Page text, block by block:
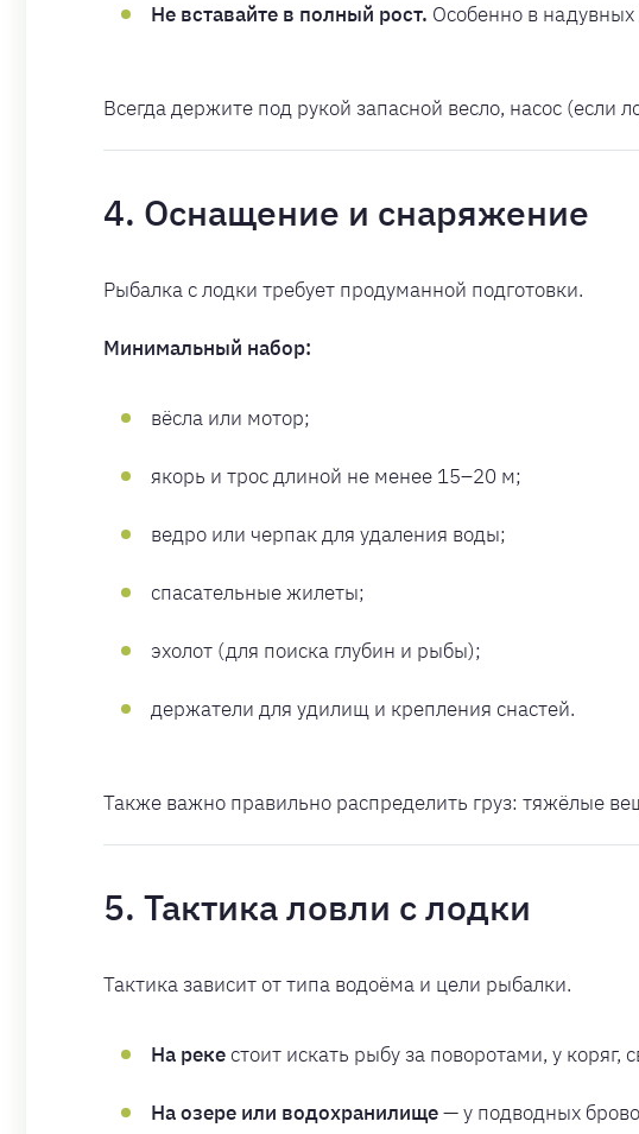
Не вставайте в полный рост. Особенно в
Всегда держите под рукой запасной весло, насос (если
4. Оснащение и снаряжение
Рыбалка с лодки требует продуманной подготовки.
Минимальный набор:
вёсла или мотор;
якорь и трос длиной не менее 15–20 м;
ведро или черпак для удаления воды;
спасательные жилеты;
эхолот (для поиска глубин и рыбы);
держатели для удилищ и крепления снастей.
Также важно правильно распределить груз: тяжёлые
5. Тактика ловли с лодки
Тактика зависит от типа водоёма и цели рыбалки.
На реке стоит искать рыбу за поворотами, у коряг,
На озере или водохранилище— у подводных